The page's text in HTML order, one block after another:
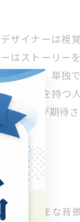
ザイナーは視
はストーリー
ことで、単独
や能力を持つ
る成長が期待
さまざまな背